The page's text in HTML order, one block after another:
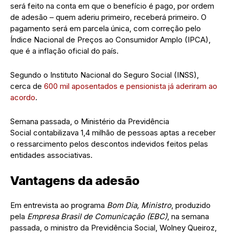
será feito na conta em que o benefício é pago, por ordem
de adesão – quem aderiu primeiro, receberá primeiro. O
pagamento será em parcela única, com correção pelo
Índice Nacional de Preços ao Consumidor Amplo (IPCA),
que é a inflação oficial do país.
Segundo o Instituto Nacional do Seguro Social (INSS),
cerca de 600 mil aposentados e pensionista já aderiram ao
acordo.
Semana passada, o Ministério da Previdência
Social contabilizava 1,4 milhão de pessoas aptas a receber
o ressarcimento pelos descontos indevidos feitos pelas
entidades associativas.
Vantagens da adesão
Em entrevista ao programa Bom Dia, Ministro, produzido
pela Empresa Brasil de Comunicação (EBC), na semana
passada, o ministro da Previdência Social, Wolney Queiroz,